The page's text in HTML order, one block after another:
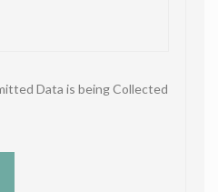
Data is being Collected